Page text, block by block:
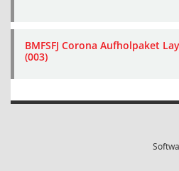
BMFSFJ Corona Aufholpaket
(003)